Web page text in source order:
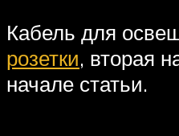
Кабель для
розетки, вторая
начале статьи.